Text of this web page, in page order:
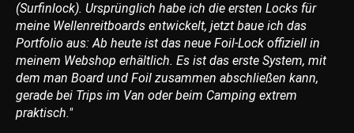
(Surfinlock). Ursprünglich habe ich die ersten Locks für
meine Wellenreitboards entwickelt, jetzt baue ich das
Portfolio aus: Ab heute ist das neue Foil-Lock offiziell in
meinem Webshop erhältlich. Es ist das erste System, mit
dem man Board und Foil zusammen abschließen kann,
gerade bei Trips im Van oder beim Camping extrem
praktisch."